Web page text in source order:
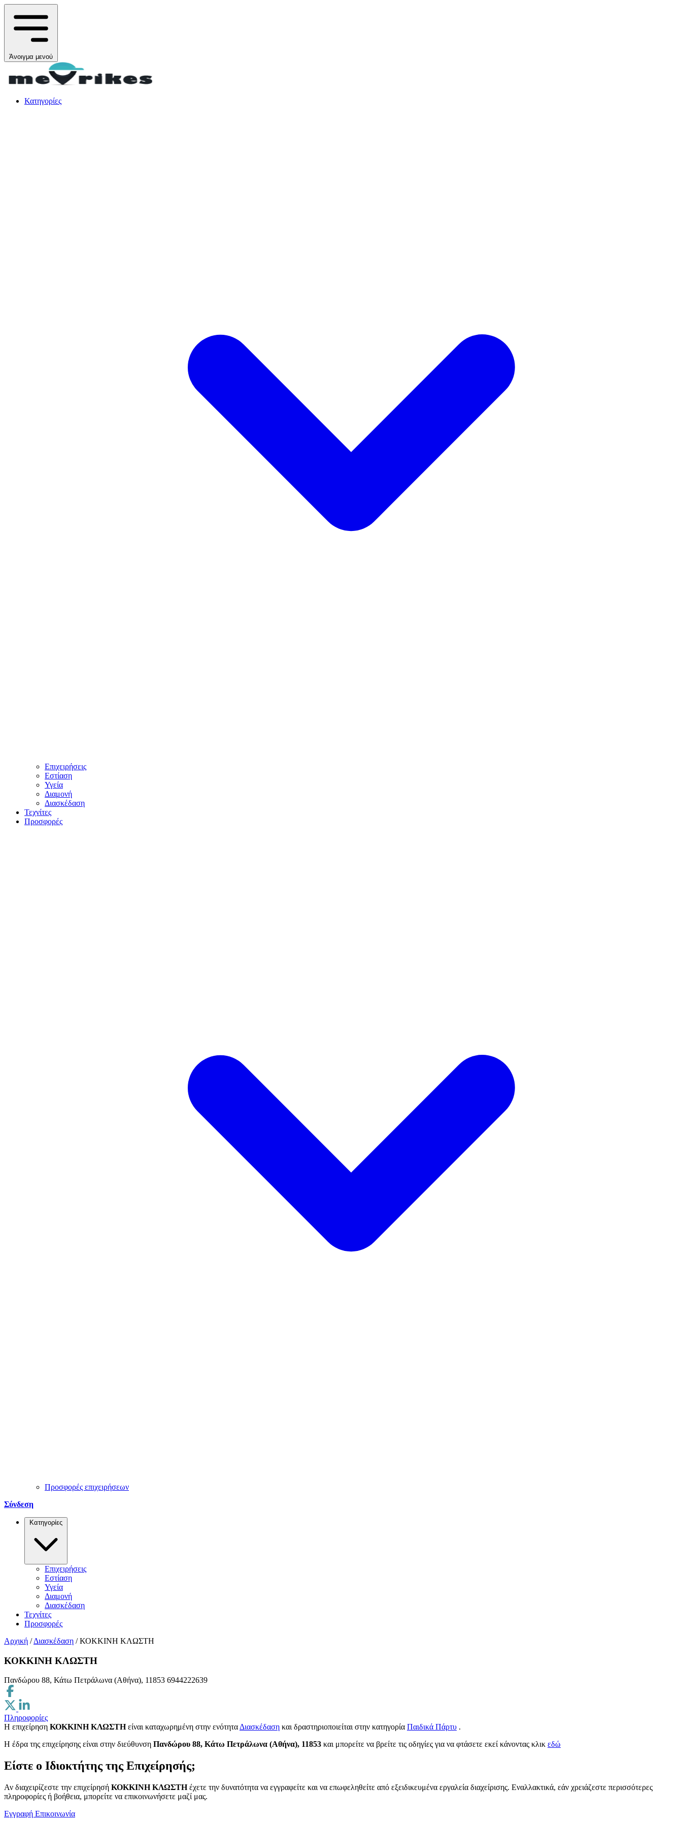
Άνοιγμα μενού
Κατηγορίες
Επιχειρήσεις
Εστίαση
Υγεία
Διαμονή
Διασκέδαση
Τεχνίτες
Προσφορές
Προσφορές επιχειρήσεων
Σύνδεση
Κατηγορίες
Επιχειρήσεις
Εστίαση
Υγεία
Διαμονή
Διασκέδαση
Τεχνίτες
Προσφορές
Αρχική / Διασκέδαση / ΚΟΚΚΙΝΗ ΚΛΩΣΤΗ
ΚΟΚΚΙΝΗ ΚΛΩΣΤΗ
Πανδώρου 88, Κάτω Πετράλωνα (Αθήνα), 11853 6944222639
Πληροφορίες
Η επιχείρηση ΚΟΚΚΙΝΗ ΚΛΩΣΤΗείναι καταχωρημένη στην ενότηταΔιασκέδαση και δραστηριοποιείται στην κατηγορία Παιδικά Πάρτυ .
H έδρα της επιχείρησης είναι στην διεύθυνση Πανδώρου 88, Κάτω Πετράλωνα (Αθήνα), 11853 και μπορείτε να βρείτε τις οδηγίες για να φτάσετε εκεί κάνοντας κλικ εδώ
Είστε ο Ιδιοκτήτης της Επιχείρησής;
Αν διαχειρίζεστε την επιχείρησή ΚΟΚΚΙΝΗ ΚΛΩΣΤΗέχετε την δυνατότητα να εγγραφείτε και να επωφεληθείτε από εξειδικευμένα εργαλεία διαχείρισης. Εναλλακτικά, εάν χρειάζεστε περισσότερες
πληροφορίες ή βοήθεια, μπορείτε να επικοινωνήσετε μαζί μας.
Εγγραφή Επικοινωνία